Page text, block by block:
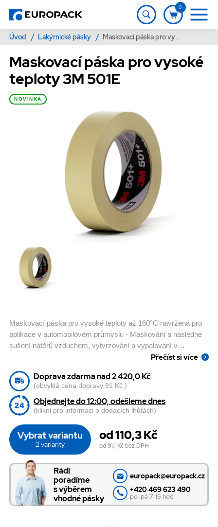
0
Úvod / Lakýrnické pásky / Maskovací páska pro vysoké teploty 3M 501E
Maskovací páska pro vysoké
teploty 3M 501E
NOVINKA
Maskovací páska pro vysoké teploty až 160°C navržená pro
aplikace v automobilovém průmyslu - Maskování a následné
sušení nátěrů vzduchem, vytvrzování a vypalování v
infračervených nebo horkovzdušných pecích. Ideální volba pro
Přečíst si více
Doprava zdarma nad 2 420,0 Kč
(obvyklá cena dopravy 91 Kč )
Objednejte do 12:00, odešleme dnes
(klikni pro informaci o dodacích lhůtách)
Vybrat variantu
2 varianty
od 110,3 Kč
od 91,1 Kč bez DPH
Rádi
poradíme
s výběrem
vhodné pásky
europack@europack.cz
+420 469 623 490
po-pá 7-15 hod